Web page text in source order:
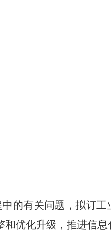
的有关问题，拟订工
优化升级，推进信息